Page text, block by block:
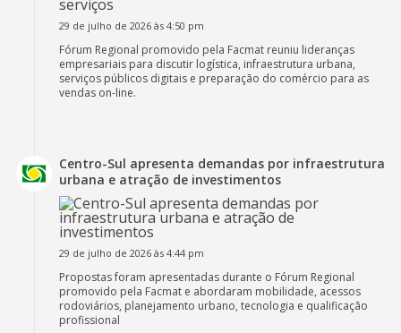
29 de julho de 2026 às 4:50 pm
Fórum Regional promovido pela Facmat reuniu lideranças
empresariais para discutir logística, infraestrutura urbana,
serviços públicos digitais e preparação do comércio para as
vendas on-line.
Centro-Sul apresenta demandas por infraestrutura
urbana e atração de investimentos
29 de julho de 2026 às 4:44 pm
Propostas foram apresentadas durante o Fórum Regional
promovido pela Facmat e abordaram mobilidade, acessos
rodoviários, planejamento urbano, tecnologia e qualificação
profissional